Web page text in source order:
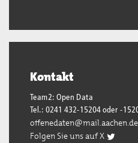
Kontakt
Team2: Open Data
Tel.: 0241 432-15204 oder -
offenedaten@mail.aachen.de
Folgen Sie uns auf X